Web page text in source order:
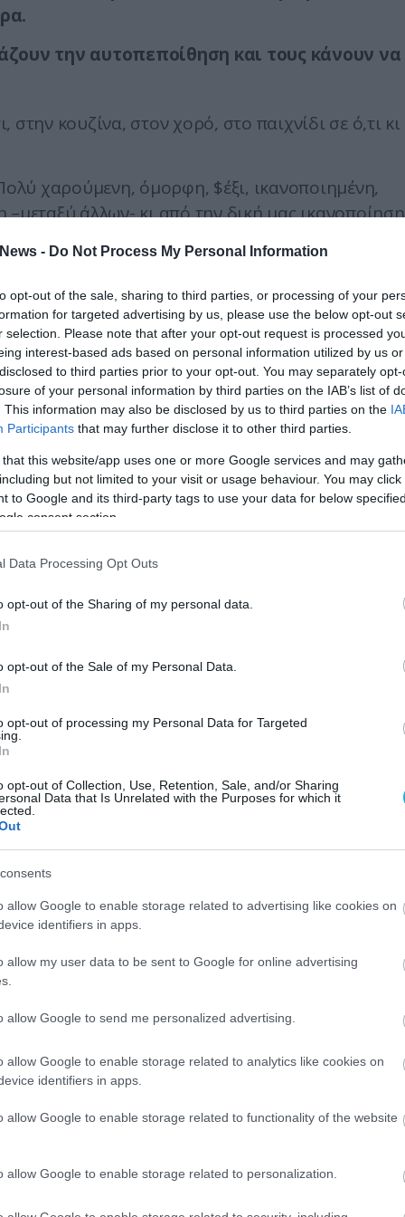
- Do Not Process My Personal Information
opt-out of the sale, sharing to third parties, or processing of your
for targeted advertising by us, please use the below opt-out
selection. Please note that after your opt-out request is processed
interest-based ads based on personal information utilized by us
to third parties prior to your opt-out. You may separately
of your personal information by third parties on the IAB’s list of
This information may also be disclosed by us to third parties on the
Participants that may further disclose it to other third parties.
that this website/app uses one or more Google services and may
but not limited to your visit or usage behaviour. You may
to Google and its third-party tags to use your data for below
consent section.
Data Processing Opt Outs
opt-out of the Sharing of my personal data.
opt-out of the Sale of my Personal Data.
opt-out of processing my Personal Data for Targeted
opt-out of Collection, Use, Retention, Sale, and/or Sharing
Data that Is Unrelated with the Purposes for which it
allow Google to enable storage related to advertising like cookies on
identifiers in apps.
allow my user data to be sent to Google for online advertising
allow Google to send me personalized advertising.
allow Google to enable storage related to analytics like cookies on
identifiers in apps.
allow Google to enable storage related to functionality of the website
allow Google to enable storage related to personalization.
την αυτοπεποίθηση και τους κάνουν να
στην κουζίνα, στον χορό, στο παιχνίδι σε ό,τι κι
χαρούμενη, όμορφη, $έξι, ικανοποιημένη,
άλλων- κι από την δική μας ικανοποίηση
μάτια του, το σώμα του, τα χέρια του, τα πάντα
Ένας άντρας δεν θέλει απλά να ξέρει ότι του
επειδή έχει υπέροχο χαρακτήρα.
σου πουκάμισο, κασκόλ, παντελόνι, σκουφάκι.
ρούχα που αγοράζει.
Η αναγνώριση των ικανοτήτων του στη δουλειά
είναι το καλύτερο κομπλιμέντο για τους
που μου πήρες, το κρασί που διάλεξες:
θέλει να ακούσει ότι τα πήγε καλά.
σου»
του το πεις;
δείχνεις υπερβολική εξάρτηση με αυτή την
εκείνος λατρεύει να αισθάνεται ότι τον
το
είναι το
01.08.2026 12:14
Κίνα: Η
δοντιού που